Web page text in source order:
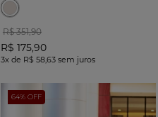
R$ 351,90
R$ 175,90
3xde R$ 58,63sem juros
64% OFF